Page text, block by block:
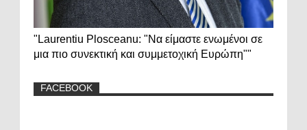
"Laurentiu Plosceanu: "Να είμαστε ενωμένοι σε
μια πιο συνεκτική και συμμετοχική Ευρώπη""
FACEBOOK